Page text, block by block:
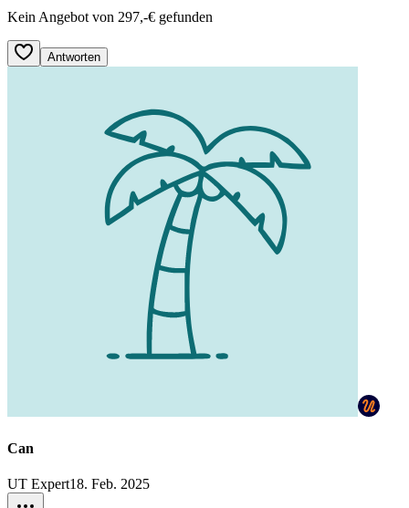
Kein Angebot von 297,-€ gefunden
Antworten
Can
UT Expert18. Feb. 2025